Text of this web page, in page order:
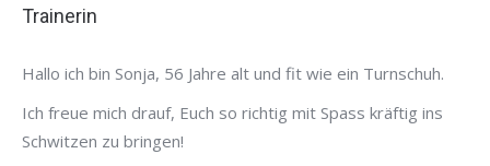
Trainerin
Hallo ich bin Sonja, 56 Jahre alt und fit wie ein Turnschuh.
Ich freue mich drauf, Euch so richtig mit Spass kräftig ins
Schwitzen zu bringen!